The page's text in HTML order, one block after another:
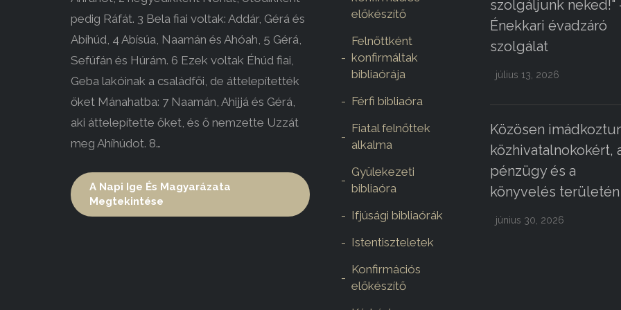
pedig Ráfát. 3 Bela fiai voltak: Addár, Gérá és
Abíhúd, 4 Abísúa, Naamán és Ahóah, 5 Gérá,
Sefúfán és Húrám. 6 Ezek voltak Éhúd fiai,
Geba lakóinak a családfői, de áttelepítették
őket Mánahatba: 7 Naamán, Ahijjá és Gérá,
aki áttelepítette őket, és ő nemzette Uzzát
meg Ahíhúdot. 8…
A Napi Ige És Magyarázata
Megtekintése
előkészítő
Felnőttként
konfirmáltak
bibliaórája
Férfi bibliaóra
Fiatal felnőttek
alkalma
Gyülekezeti
bibliaóra
Ifjúsági bibliaórák
Istentiszteletek
Konfirmációs
előkészítő
szolgáljunk neked!"
Énekkari évadzáró
szolgálat
július 13, 2026
Közösen
közhivatalnokokért,
pénzügy és a
könyvelés területén
június 30, 2026